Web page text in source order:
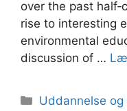
over the past
rise to interesting
environmental
discussion of …
Kategorier
Uddannelse